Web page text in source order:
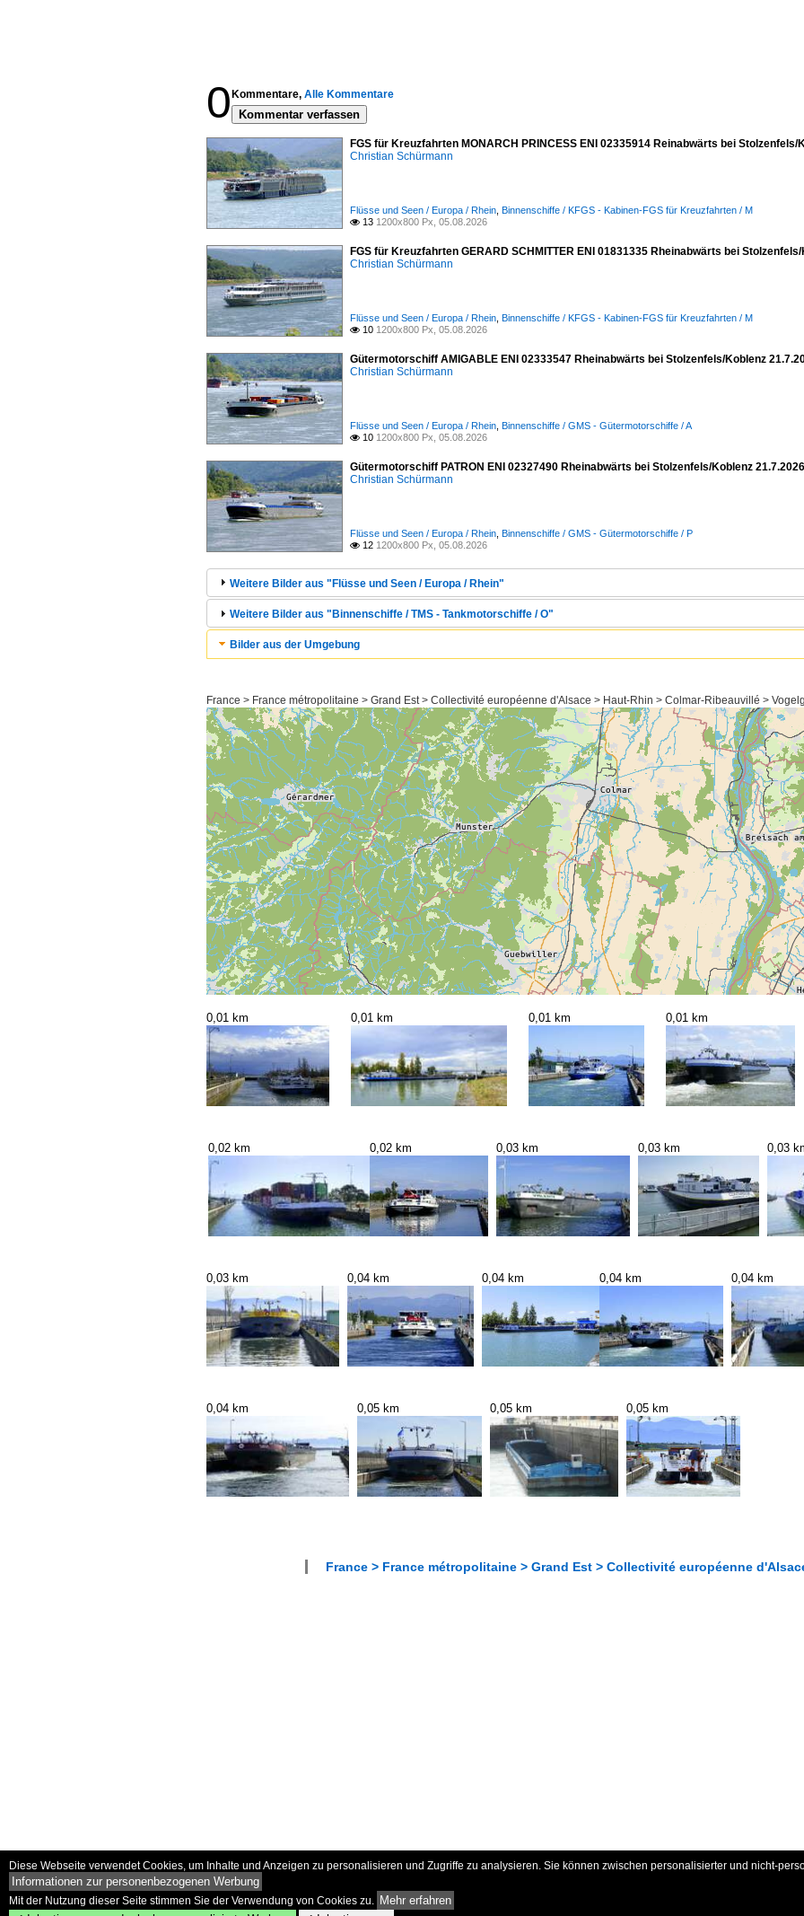
0 Kommentare, Alle Kommentare
Kommentar verfassen
FGS für Kreuzfahrten MONARCH PRINCESS ENI 02335914 Reinabwärts bei Stolzenfels/
Christian Schürmann
Flüsse und Seen / Europa / Rhein Binnenschiffe / KFGS - Kabinen-FGS für Kreuzfahrten / M
 13 1200x800 Px, 05.08.2026
FGS für Kreuzfahrten GERARD SCHMITTER ENI 01831335 Rheinabwärts bei
Christian Schürmann
Flüsse und Seen / Europa / Rhein Binnenschiffe / KFGS - Kabinen-FGS für Kreuzfahrten / M
 10 1200x800 Px, 05.08.2026
Gütermotorschiff AMIGABLE ENI 02333547 Rheinabwärts bei Stolzenfels/Koblenz
Christian Schürmann
Flüsse und Seen / Europa / Rhein Binnenschiffe / GMS - Gütermotorschiffe / A
 10 1200x800 Px, 05.08.2026
Gütermotorschiff PATRON ENI 02327490 Rheinabwärts bei Stolzenfels/Koblenz 21.7.2026
Christian Schürmann
Flüsse und Seen / Europa / Rhein Binnenschiffe / GMS - Gütermotorschiffe / P
 12 1200x800 Px, 05.08.2026
Weitere Bilder aus "Flüsse und Seen / Europa / Rhein"
Weitere Bilder aus "Binnenschiffe / TMS - Tankmotorschiffe / O"
Bilder aus der Umgebung
France > France métropolitaine > Grand Est > Collectivité européenne d'Alsace > Haut-Rhin > Colmar-Ribeauvillé >
0,01 km 0,01 km 0,01 km 0,01 km
0,02 km 0,02 km 0,03 km 0,03 km 0,03
0,03 km 0,04 km 0,04 km 0,04 km 0,04 km
0,04 km 0,05 km 0,05 km 0,05 km
France > France métropolitaine > Grand Est > Collectivité européenne
Diese Webseite verwendet Cookies, um Inhalte und Anzeigen zu personalisieren und Zugriffe zu analysieren. Sie können zwischen personalisierter und nicht-
Informationen zur personenbezogenen Werbung
Mit der Nutzung dieser Seite stimmen Sie der Verwendung von Cookies zu. Mehr erfahren